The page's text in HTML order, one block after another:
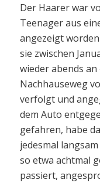
Der Haarer war
Teenager aus
angezeigt
sie zwischen
wieder abends
Nachhauseweg
verfolgt und
dem Auto
gefahren, habe
jedesmal
so etwa achtmal
passiert,